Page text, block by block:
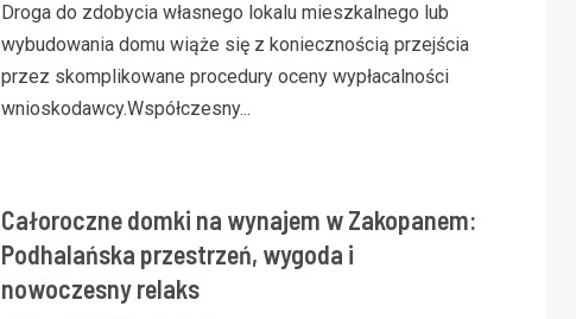
Droga do zdobycia własnego lokalu mieszkalnego lub
wybudowania domu wiąże się z koniecznością przejścia
przez skomplikowane procedury oceny wypłacalności
wnioskodawcy.Współczesny...
Całoroczne domki na wynajem w Zakopanem:
Podhalańska przestrzeń, wygoda i
nowoczesny relaks